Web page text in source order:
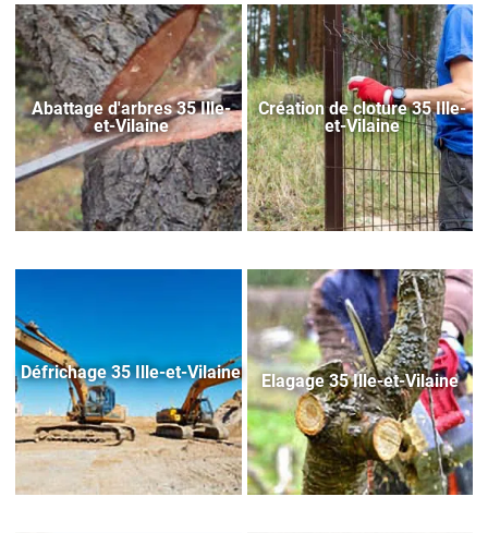
Abattage d'arbres 35 Ille-
et-Vilaine
Création de cloture 35 Ille-
et-Vilaine
Défrichage 35 Ille-et-Vilaine Elagage 35 Ille-et-Vilaine